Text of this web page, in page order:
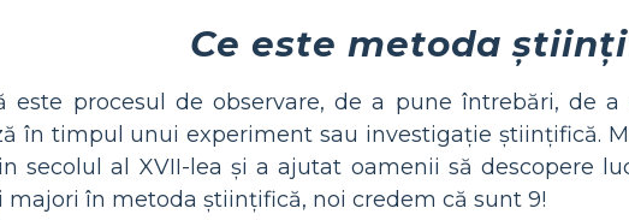
Ce este metoda
este procesul de observare, de a pune întrebări, de
în timpul unui experiment sau investigație științifică.
secolul al XVII-lea și a ajutat oamenii să descopere
majori în metoda științifică, noi credem că sunt 9!